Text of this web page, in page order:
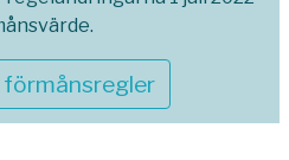
förmånsregler